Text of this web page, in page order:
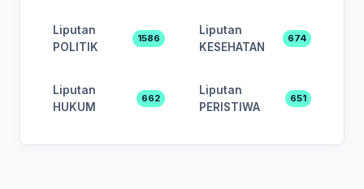
Liputan
POLITIK
1586
Liputan
KESEHATAN
674
Liputan
HUKUM
662
Liputan
PERISTIWA
651